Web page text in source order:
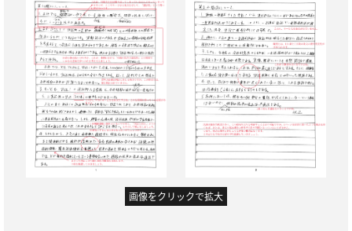
画像をクリックで拡大